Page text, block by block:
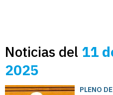
Noticias del 11
2025
PLENO